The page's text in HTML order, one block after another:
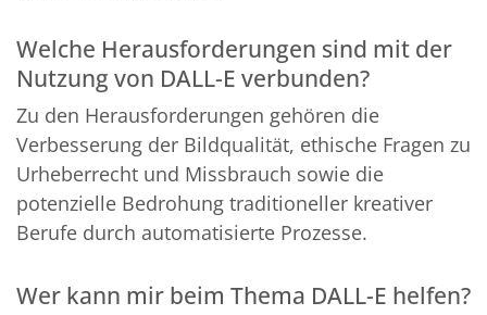
Welche Herausforderungen sind mit der
Nutzung von DALL-E verbunden?
Zu den Herausforderungen gehören die
Verbesserung der Bildqualität, ethische Fragen zu
Urheberrecht und Missbrauch sowie die
potenzielle Bedrohung traditioneller kreativer
Berufe durch automatisierte Prozesse.
Wer kann mir beim Thema DALL-E helfen?